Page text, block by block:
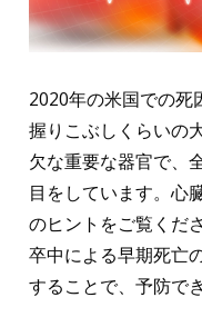
2020年の米国での死
握りこぶしくらいの
欠な重要な器官で、
目をしています。心
のヒントをご覧くだ
卒中による早期死亡
することで、予防で